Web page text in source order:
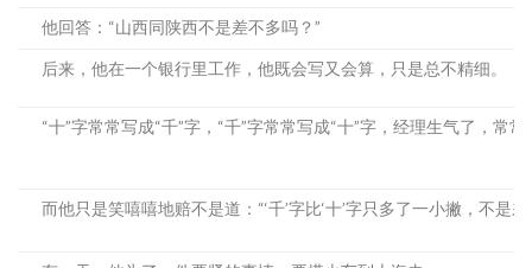
他回答：“山西同陕西不是差不多吗？”
后来，他在一个银行里工作，他既会写又会算，只是总不精细。
“十”字常常写成“千”字，“千”字常常写成“十”字，经理生气了，常常
而他只是笑嘻嘻地赔不是道：“‘千’字比‘十’字只多了一小撇，不是